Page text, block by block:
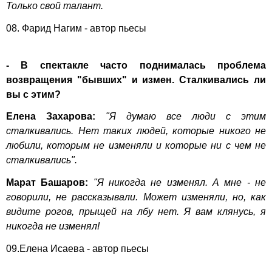
Только свой талант.
08. Фарид Нагим - автор пьесы
- В спектакле часто поднималась проблема
возвращения "бывших" и измен. Сталкивались ли
вы с этим?
Елена Захарова:
"Я думаю все люди с этим
сталкивались. Нет таких людей, которые никого не
любили, которым не изменяли и которые ни с чем не
сталкивались".
Марат Башаров:
"Я никогда не изменял. А мне - не
говорили, не рассказывали. Может изменяли, но, как
видите рогов, прыщей на лбу нет. Я вам клянусь, я
никогда не изменял!
09.Елена Исаева - автор пьесы